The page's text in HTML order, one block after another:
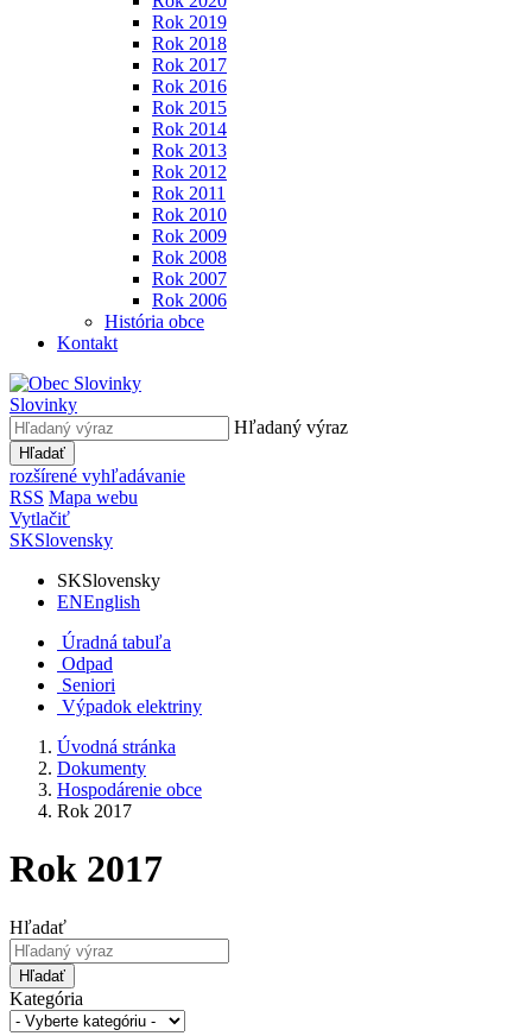
Rok 2019
Rok 2018
Rok 2017
Rok 2016
Rok 2015
Rok 2014
Rok 2013
Rok 2012
Rok 2011
Rok 2010
Rok 2009
Rok 2008
Rok 2007
Rok 2006
História obce
Kontakt
Slovinky
Hľadaný výraz
Hľadať
rozšírené vyhľadávanie
RSS Mapa webu
Vytlačiť
SKSlovensky
SKSlovensky
ENEnglish
Úradná tabuľa
Odpad
Seniori
Výpadok elektriny
Úvodná stránka
Dokumenty
Hospodárenie obce
Rok 2017
Rok 2017
Hľadať
Hľadať
Kategória